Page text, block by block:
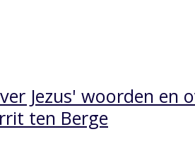
Jezus' woorden en
ten Berge